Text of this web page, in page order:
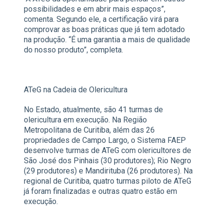
possibilidades e em abrir mais espaços”,
comenta. Segundo ele, a certificação virá para
comprovar as boas práticas que já tem adotado
na produção. “É uma garantia a mais de qualidade
do nosso produto”, completa.
ATeG na Cadeia de Olericultura
No Estado, atualmente, são 41 turmas de
olericultura em execução. Na Região
Metropolitana de Curitiba, além das 26
propriedades de Campo Largo, o Sistema FAEP
desenvolve turmas de ATeG com olericultores de
São José dos Pinhais (30 produtores); Rio Negro
(29 produtores) e Mandirituba (26 produtores). Na
regional de Curitiba, quatro turmas piloto de ATeG
já foram finalizadas e outras quatro estão em
execução.